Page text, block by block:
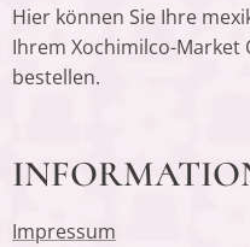
Hier können Sie Ihre
Ihrem Xochimilco-Market
bestellen.
Impressum